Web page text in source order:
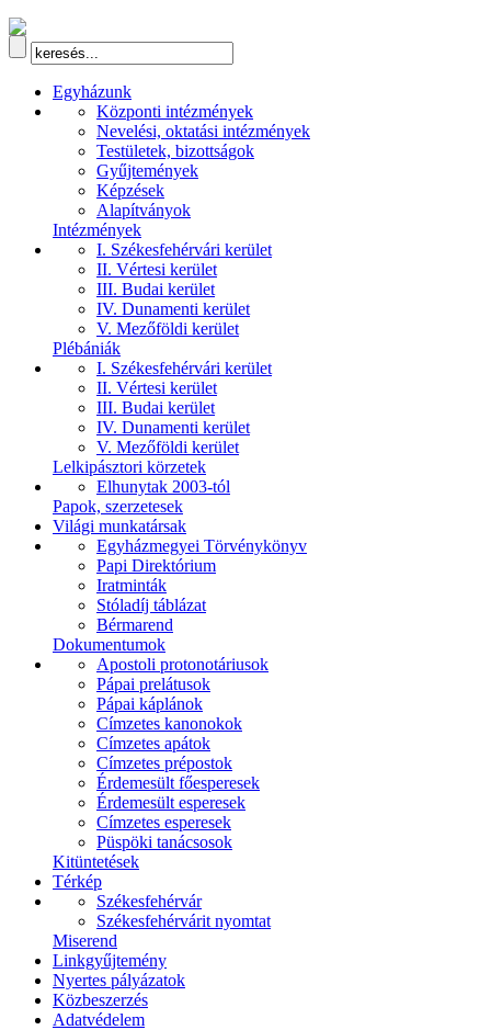
Egyházunk
Központi intézmények
Nevelési, oktatási intézmények
Testületek, bizottságok
Gyűjtemények
Képzések
Alapítványok
Intézmények
I. Székesfehérvári kerület
II. Vértesi kerület
III. Budai kerület
IV. Dunamenti kerület
V. Mezőföldi kerület
Plébániák
I. Székesfehérvári kerület
II. Vértesi kerület
III. Budai kerület
IV. Dunamenti kerület
V. Mezőföldi kerület
Lelkipásztori körzetek
Elhunytak 2003-tól
Papok, szerzetesek
Világi munkatársak
Egyházmegyei Törvénykönyv
Papi Direktórium
Iratminták
Stóladíj táblázat
Bérmarend
Dokumentumok
Apostoli protonotáriusok
Pápai prelátusok
Pápai káplánok
Címzetes kanonokok
Címzetes apátok
Címzetes prépostok
Érdemesült főesperesek
Érdemesült esperesek
Címzetes esperesek
Püspöki tanácsosok
Kitüntetések
Térkép
Székesfehérvár
Székesfehérvárit nyomtat
Miserend
Linkgyűjtemény
Nyertes pályázatok
Közbeszerzés
Adatvédelem